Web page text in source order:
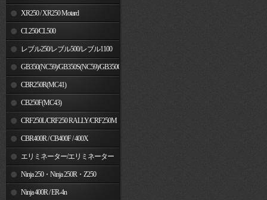
XR250 / XR250 Motard
CL250/CL500
レブル250/レブル500/レブル1100
GB350(NC59)/GB350S(NC59)/GB350C(NC64)
CBR250R(MC41)
CB250F(MC43)
CRF250L/CRF250 RALLY/CRF250M
CBR400R / CB400F / 400X
エリミネーター/エリミネーター
SE Ninja 250・Ninja 250R・Z250
Ninja 400R / ER-4n